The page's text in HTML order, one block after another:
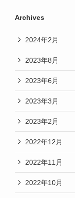
Archives
2024年2月
2023年8月
2023年6月
2023年3月
2023年2月
2022年12月
2022年11月
2022年10月